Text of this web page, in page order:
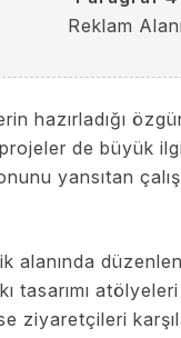
Reklam Alanı
hazırladığı
de büyük
yansıtan
atölyeleri
ziyaretçileri